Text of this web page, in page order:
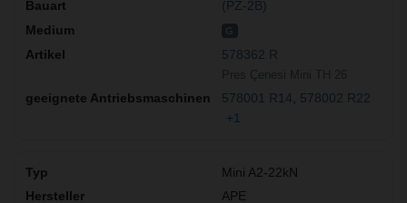
(PZ-2B)
578362 R
578001 R14
578002 R22
+1
Mini A2-22kN
APE